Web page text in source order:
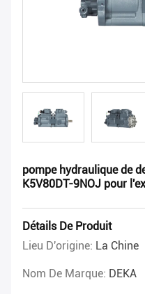
pompe hydraulique de
K5V80DT-9NOJ pour
Détails De Produit
Lieu D'origine: La Chine
Nom De Marque: DEKA